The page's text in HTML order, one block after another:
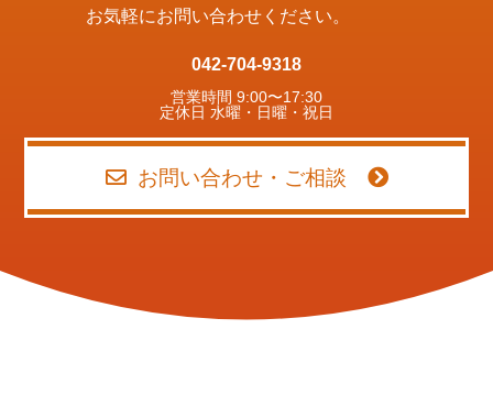
お気軽にお問い合わせください。
042-704-9318
営業時間 9:00〜17:30
定休日 水曜・日曜・祝日
お問い合わせ・ご相談